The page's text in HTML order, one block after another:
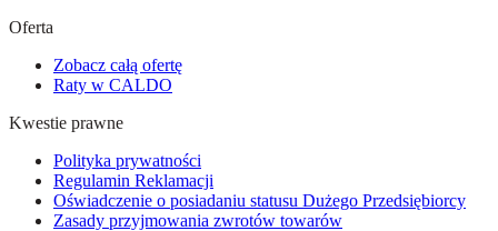
Oferta
Zobacz całą ofertę
Raty w CALDO
Kwestie prawne
Polityka prywatności
Regulamin Reklamacji
Oświadczenie o posiadaniu statusu Dużego Przedsiębiorcy
Zasady przyjmowania zwrotów towarów